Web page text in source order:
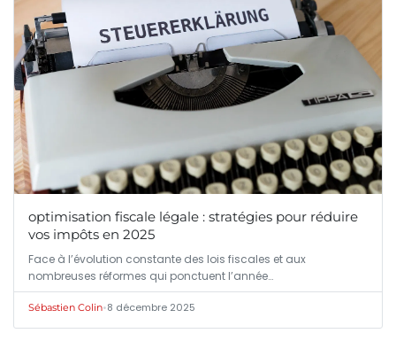
optimisation fiscale légale : stratégies pour réduire
vos impôts en 2025
Face à l’évolution constante des lois fiscales et aux
nombreuses réformes qui ponctuent l’année…
Sébastien Colin•8 décembre 2025